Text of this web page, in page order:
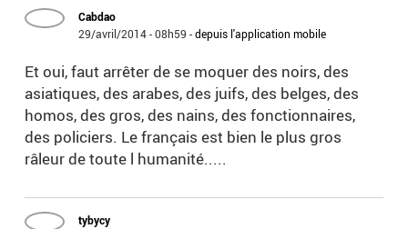
Cabdao
29/avril/2014 - 08h59 -depuis l'application mobile
Et oui, faut arrêter de se moquer des noirs, des
asiatiques, des arabes, des juifs, des belges, des
homos, des gros, des nains, des fonctionnaires,
des policiers. Le français est bien le plus gros
râleur de toute l humanité.....
tybycy